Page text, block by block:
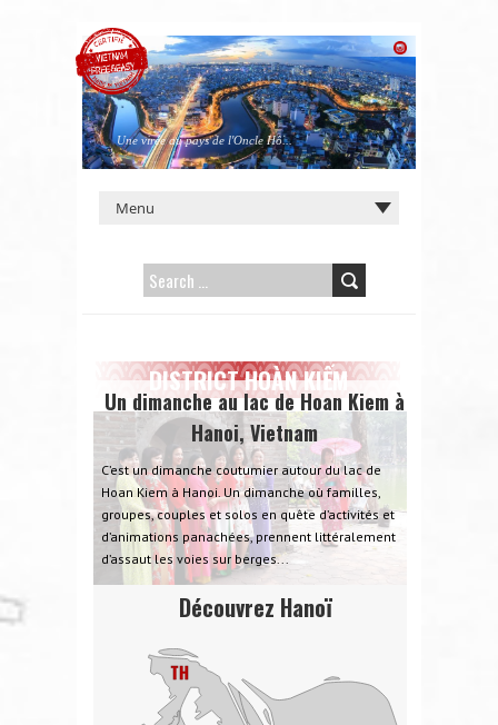
Une virée au pays de l'Oncle Hô...
SEARCH
DISTRICT HOÀN KIẾM
Un dimanche au lac de Hoan Kiem à
Hanoi, Vietnam
C’est un dimanche coutumier autour du lac de
Hoan Kiem à Hanoi. Un dimanche où familles,
groupes, couples et solos en quête d’activités et
d’animations panachées, prennent littéralement
d’assaut les voies sur berges...
Découvrez Hanoï
TH